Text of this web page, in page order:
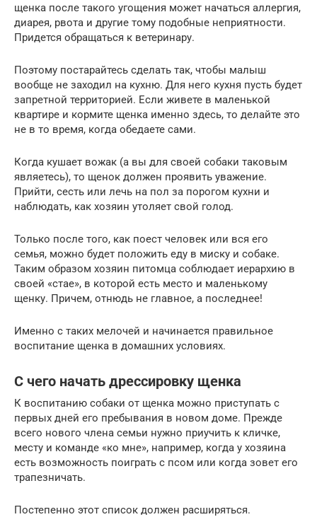
щенка после такого угощения может начаться аллергия,
диарея, рвота и другие тому подобные неприятности.
Придется обращаться к ветеринару.
Поэтому постарайтесь сделать так, чтобы малыш
вообще не заходил на кухню. Для него кухня пусть будет
запретной территорией. Если живете в маленькой
квартире и кормите щенка именно здесь, то делайте это
не в то время, когда обедаете сами.
Когда кушает вожак (а вы для своей собаки таковым
являетесь), то щенок должен проявить уважение.
Прийти, сесть или лечь на пол за порогом кухни и
наблюдать, как хозяин утоляет свой голод.
Только после того, как поест человек или вся его
семья, можно будет положить еду в миску и собаке.
Таким образом хозяин питомца соблюдает иерархию в
своей «стае», в которой есть место и маленькому
щенку. Причем, отнюдь не главное, а последнее!
Именно с таких мелочей и начинается правильное
воспитание щенка в домашних условиях.
С чего начать дрессировку щенка
К воспитанию собаки от щенка можно приступать с
первых дней его пребывания в новом доме. Прежде
всего нового члена семьи нужно приучить к кличке,
месту и команде «ко мне», например, когда у хозяина
есть возможность поиграть с псом или когда зовет его
трапезничать.
Постепенно этот список должен расширяться.